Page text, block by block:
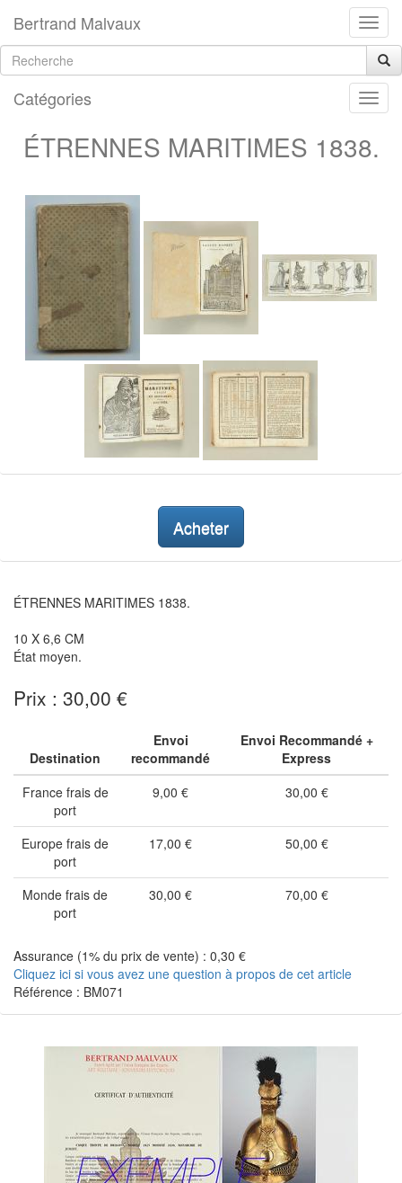
Bertrand Malvaux
Catégories
ÉTRENNES MARITIMES 1838.
Acheter
ÉTRENNES MARITIMES 1838.
10 X 6,6 CM
État moyen.
Prix : 30,00 €
Destination
Envoi
recommandé
Envoi Recommandé +
Express
France frais de
port
9,00 € 30,00 €
Europe frais de
port
17,00 € 50,00 €
Monde frais de
port
30,00 € 70,00 €
Assurance (1% du prix de vente) : 0,30 €
Cliquez ici si vous avez une question à propos de cet article
Référence : BM071